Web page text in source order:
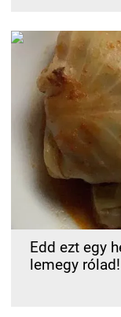
Edd ezt egy
lemegy rólad!